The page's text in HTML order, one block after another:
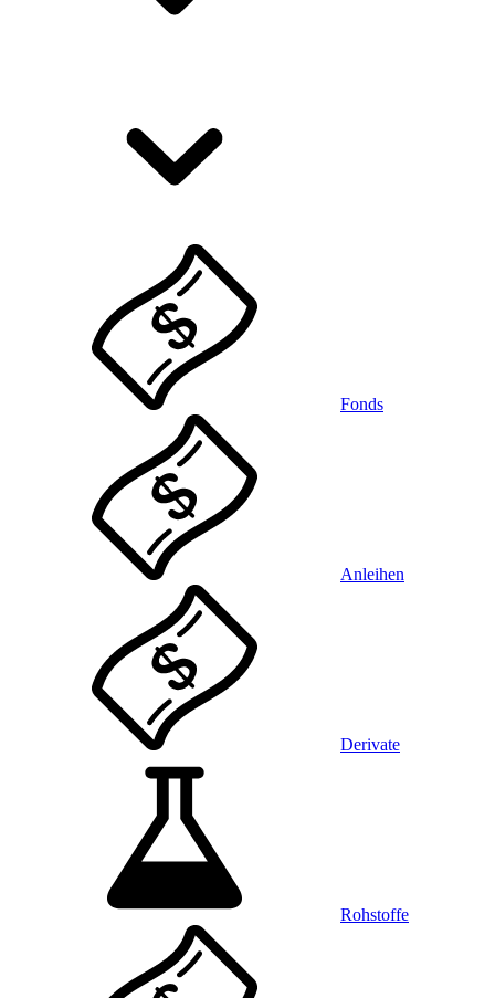
Fonds
Anleihen
Derivate
Rohstoffe